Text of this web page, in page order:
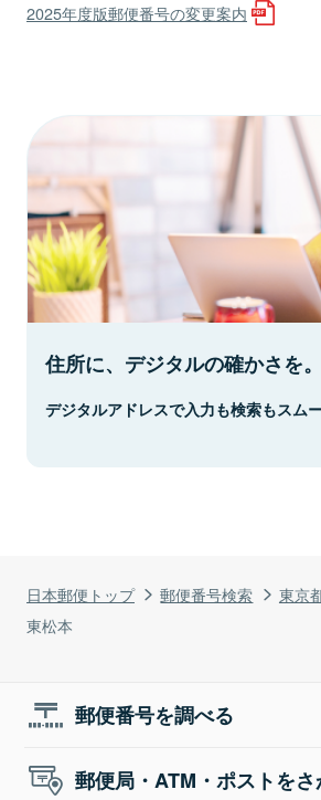
日本郵便トップ 郵便番号検索 東京
東松本
2025年度版郵便番号の変更案内
住所に、デジタルの確かさを。
デジタルアドレスで入力も検索もスムー
郵便番号を調べる
郵便局・ATM・ポストを